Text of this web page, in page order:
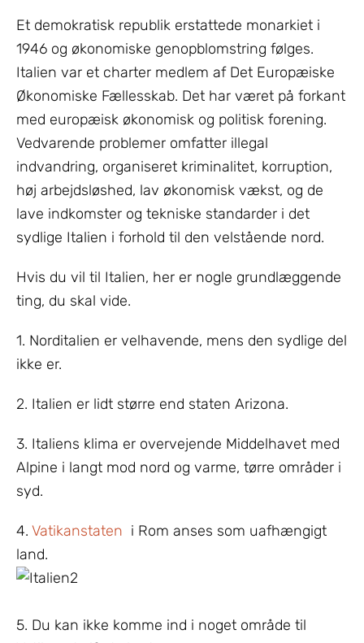
Et demokratisk republik erstattede monarkiet i
1946 og økonomiske genopblomstring følges.
Italien var et charter medlem af Det Europæiske
Økonomiske Fællesskab. Det har været på forkant
med europæisk økonomisk og politisk forening.
Vedvarende problemer omfatter illegal
indvandring, organiseret kriminalitet, korruption,
høj arbejdsløshed, lav økonomisk vækst, og de
lave indkomster og tekniske standarder i det
sydlige Italien i forhold til den velstående nord.
Hvis du vil til Italien, her er nogle grundlæggende
ting, du skal vide.
1. Norditalien er velhavende, mens den sydlige del
ikke er.
2. Italien er lidt større end staten Arizona.
3. Italiens klima er overvejende Middelhavet med
Alpine i langt mod nord og varme, tørre områder i
syd.
4. Vatikanstaten i Rom anses som uafhængigt
land.
5. Du kan ikke komme ind i noget område til